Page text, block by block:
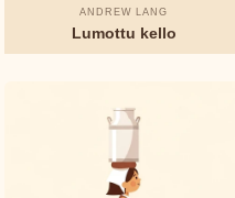
ANDREW LANG
Lumottu kello